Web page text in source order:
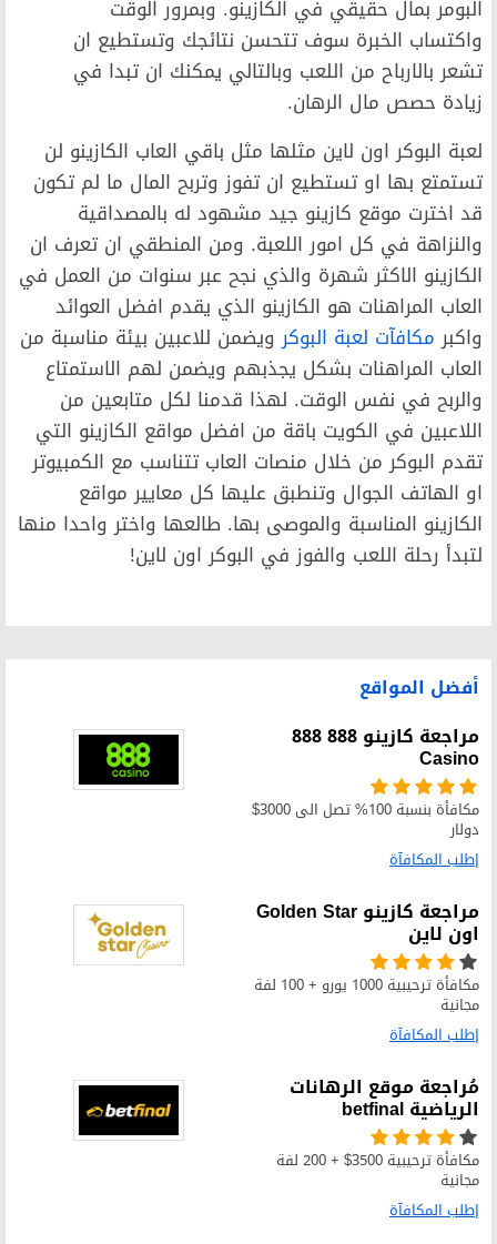
البومر بمال حقيقي في الكازينو. وبمرور الوقت
واكتساب الخبرة سوف تتحسن نتائجك وتستطيع ان
تشعر بالارباح من اللعب وبالتالي يمكنك ان تبدا في
زيادة حصص مال الرهان.
لعبة البوكر اون لاين مثلها مثل باقي العاب الكازينو لن
تستمتع بها او تستطيع ان تفوز وتربح المال ما لم تكون
قد اخترت موقع كازينو جيد مشهود له بالمصداقية
والنزاهة في كل امور اللعبة. ومن المنطقي ان تعرف ان
الكازينو الاكثر شهرة والذي نجح عبر سنوات من العمل في
العاب المراهنات هو الكازينو الذي يقدم افضل العوائد
واكبر مكافآت لعبة البوكرويضمن للاعبين بيئة مناسبة من
العاب المراهنات بشكل يجذبهم ويضمن لهم الاستمتاع
والربح في نفس الوقت. لهذا قدمنا لكل متابعين من
اللاعبين في الكويت باقة من افضل مواقع الكازينو التي
تقدم البوكر من خلال منصات العاب تتناسب مع الكمبيوتر
او الهاتف الجوال وتنطبق عليها كل معايير مواقع
الكازينو المناسبة والموصى بها. طالعها واختر واحدا منها
لتبدأ رحلة اللعب والفوز في البوكر اون لاين!
أفضل المواقع
مراجعة كازينو 888 888
Casino
مكافأة بنسبة 100% تصل الى 3000$
دولار
إطلب المكافآة
مراجعة كازينو Golden Star
اون لاين
مكافأة ترحيبية 1000 يورو + 100 لفة
مجانية
إطلب المكافآة
مُراجعة موقع الرهانات
الرياضية betfinal
مكافأة ترحيبية 3500$ + 200 لفة
مجانية
إطلب المكافآة